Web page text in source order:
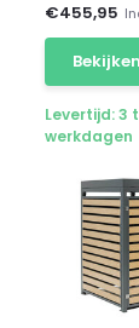
€455,95
Bekijken
Levertijd: 3
werkdagen